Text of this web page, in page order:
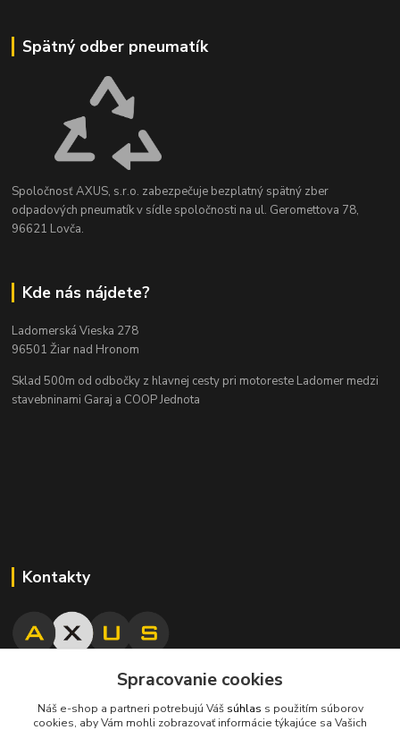
Spätný odber pneumatík
Spoločnosť AXUS, s.r.o. zabezpečuje bezplatný spätný zber
odpadových pneumatík v sídle spoločnosti na ul. Geromettova 78,
96621 Lovča.
Kde nás nájdete?
Ladomerská Vieska 278
96501 Žiar nad Hronom
Sklad 500m od odbočky z hlavnej cesty pri motoreste Ladomer medzi
stavebninami Garaj a COOP Jednota
Kontakty
045/671 63 50
Spracovanie cookies
Náš e-shop a partneri potrebujú Váš súhlas s použitím súborov
cookies, aby Vám mohli zobrazovať informácie týkajúce sa Vašich